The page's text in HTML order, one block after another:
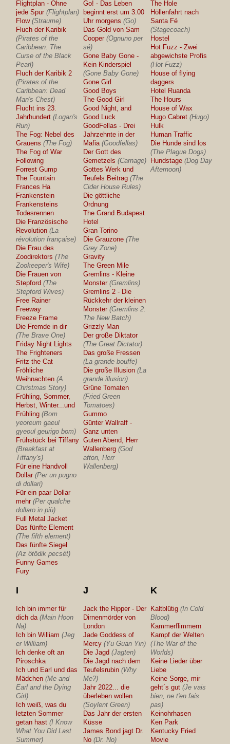
Flightplan - Ohne
jede Spur (Flightplan)
Flow (Straume)
Fluch der Karibik
(Pirates of the
Caribbean: The
Curse of the Black
Pearl)
Fluch der Karibik 2
(Pirates of the
Caribbean: Dead
Man's Chest)
Flucht ins 23.
Jahrhundert (Logan's
Run)
The Fog: Nebel des
Grauens (The Fog)
The Fog of War
Following
Forrest Gump
The Fountain
Frances Ha
Frankenstein
Frankensteins
Todesrennen
Die Französische
Revolution (La
révolution française)
Die Frau des
Zoodirektors (The
Zookeeper's Wife)
Die Frauen von
Stepford (The
Stepford Wives)
Free Rainer
Freeway
Freeze Frame
Die Fremde in dir
(The Brave One)
Friday Night Lights
The Frighteners
Fritz the Cat
Fröhliche
Weihnachten (A
Christmas Story)
Frühling, Sommer,
Herbst, Winter...und
Frühling (Bom
yeoreum gaeul
gyeoul geurigo bom)
Frühstück bei Tiffany
(Breakfast at
Tiffany's)
Für eine Handvoll
Dollar (Per un pugno
di dollari)
Für ein paar Dollar
mehr (Per qualche
dollaro in più)
Full Metal Jacket
Das fünfte Element
(The fifth element)
Das fünfte Siegel
(Az ötödik pecsét)
Funny Games
Fury
Go! - Das Leben
beginnt erst um 3.00
Uhr morgens (Go)
Das Gold von Sam
Cooper (Ognuno per
sé)
Gone Baby Gone -
Kein Kinderspiel
(Gone Baby Gone)
Gone Girl
Good Boys
The Good Girl
Good Night, and
Good Luck
GoodFellas - Drei
Jahrzehnte in der
Mafia (Goodfellas)
Der Gott des
Gemetzels (Carnage)
Gottes Werk und
Teufels Beitrag (The
Cider House Rules)
Die göttliche
Ordnung
The Grand Budapest
Hotel
Gran Torino
Die Grauzone (The
Grey Zone)
Gravity
The Green Mile
Gremlins - Kleine
Monster (Gremlins)
Gremlins 2 - Die
Rückkehr der kleinen
Monster (Gremlins 2:
The New Batch)
Grizzly Man
Der große Diktator
(The Great Dictator)
Das große Fressen
(La grande bouffe)
Die große Illusion (La
grande illusion)
Grüne Tomaten
(Fried Green
Tomatoes)
Gummo
Günter Wallraff -
Ganz unten
Guten Abend, Herr
Wallenberg (God
afton, Herr
Wallenberg)
The Hole
Höllenfahrt nach
Santa Fé
(Stagecoach)
Hostel
Hot Fuzz - Zwei
abgewichste Profis
(Hot Fuzz)
House of flying
daggers
Hotel Ruanda
The Hours
House of Wax
Hugo Cabret (Hugo)
Hulk
Human Traffic
Die Hunde sind los
(The Plague Dogs)
Hundstage (Dog Day
Afternoon)
I
Ich bin immer für
dich da (Main Hoon
Na)
Ich bin William (Jeg
er William)
Ich denke oft an
Piroschka
Ich und Earl und das
Mädchen (Me and
Earl and the Dying
Girl)
Ich weiß, was du
letzten Sommer
getan hast (I Know
What You Did Last
Summer)
J
Jack the Ripper - Der
Dirnenmörder von
London
Jade Goddess of
Mercy (Yu Guan Yin)
Die Jagd (Jagten)
Die Jagd nach dem
Teufelsrubin (Why
Me?)
Jahr 2022... die
überleben wollen
(Soylent Green)
Das Jahr der ersten
Küsse
James Bond jagt Dr.
No (Dr. No)
K
Kaltblütig (In Cold
Blood)
Kammerflimmern
Kampf der Welten
(The War of the
Worlds)
Keine Lieder über
Liebe
Keine Sorge, mir
geht´s gut (Je vais
bien, ne t'en fais
pas)
Keinohrhasen
Ken Park
Kentucky Fried
Movie